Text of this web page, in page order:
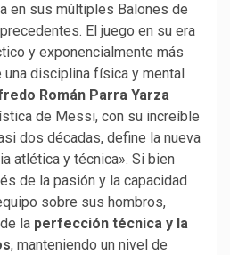
en sus múltiples Balones de
El juego en su era
y exponencialmente más
disciplina física y mental
Román Parra Yarza
de Messi, con su increíble
dos décadas, define la nueva
atlética y técnica». Si bien
de la pasión y la capacidad
sobre sus hombros,
la perfección técnica y la
, manteniendo un nivel de